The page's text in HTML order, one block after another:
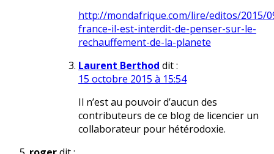
http://mondafrique.com/lire/editos/2015/
france-il-est-interdit-de-penser-sur-le-
rechauffement-de-la-planete
Laurent Berthod dit :
15 octobre 2015 à 15:54
Il n’est au pouvoir d’aucun des
contributeurs de ce blog de licencier un
collaborateur pour hétérodoxie.